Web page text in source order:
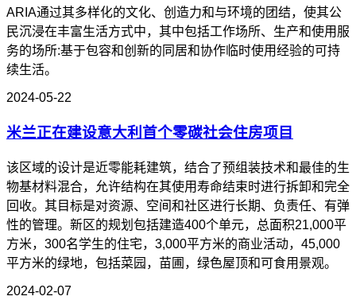
ARIA通过其多样化的文化、创造力和与环境的团结，使其公
民沉浸在丰富生活方式中，其中包括工作场所、生产和使用服
务的场所:基于包容和创新的同居和协作临时使用经验的可持
续生活。
2024-05-22
米兰正在建设意大利首个零碳社会住房项目
该区域的设计是近零能耗建筑，结合了预组装技术和最佳的生
物基材料混合，允许结构在其使用寿命结束时进行拆卸和完全
回收。其目标是对资源、空间和社区进行长期、负责任、有弹
性的管理。新区的规划包括建造400个单元，总面积21,000平
方米，300名学生的住宅，3,000平方米的商业活动，45,000
平方米的绿地，包括菜园，苗圃，绿色屋顶和可食用景观。
2024-02-07